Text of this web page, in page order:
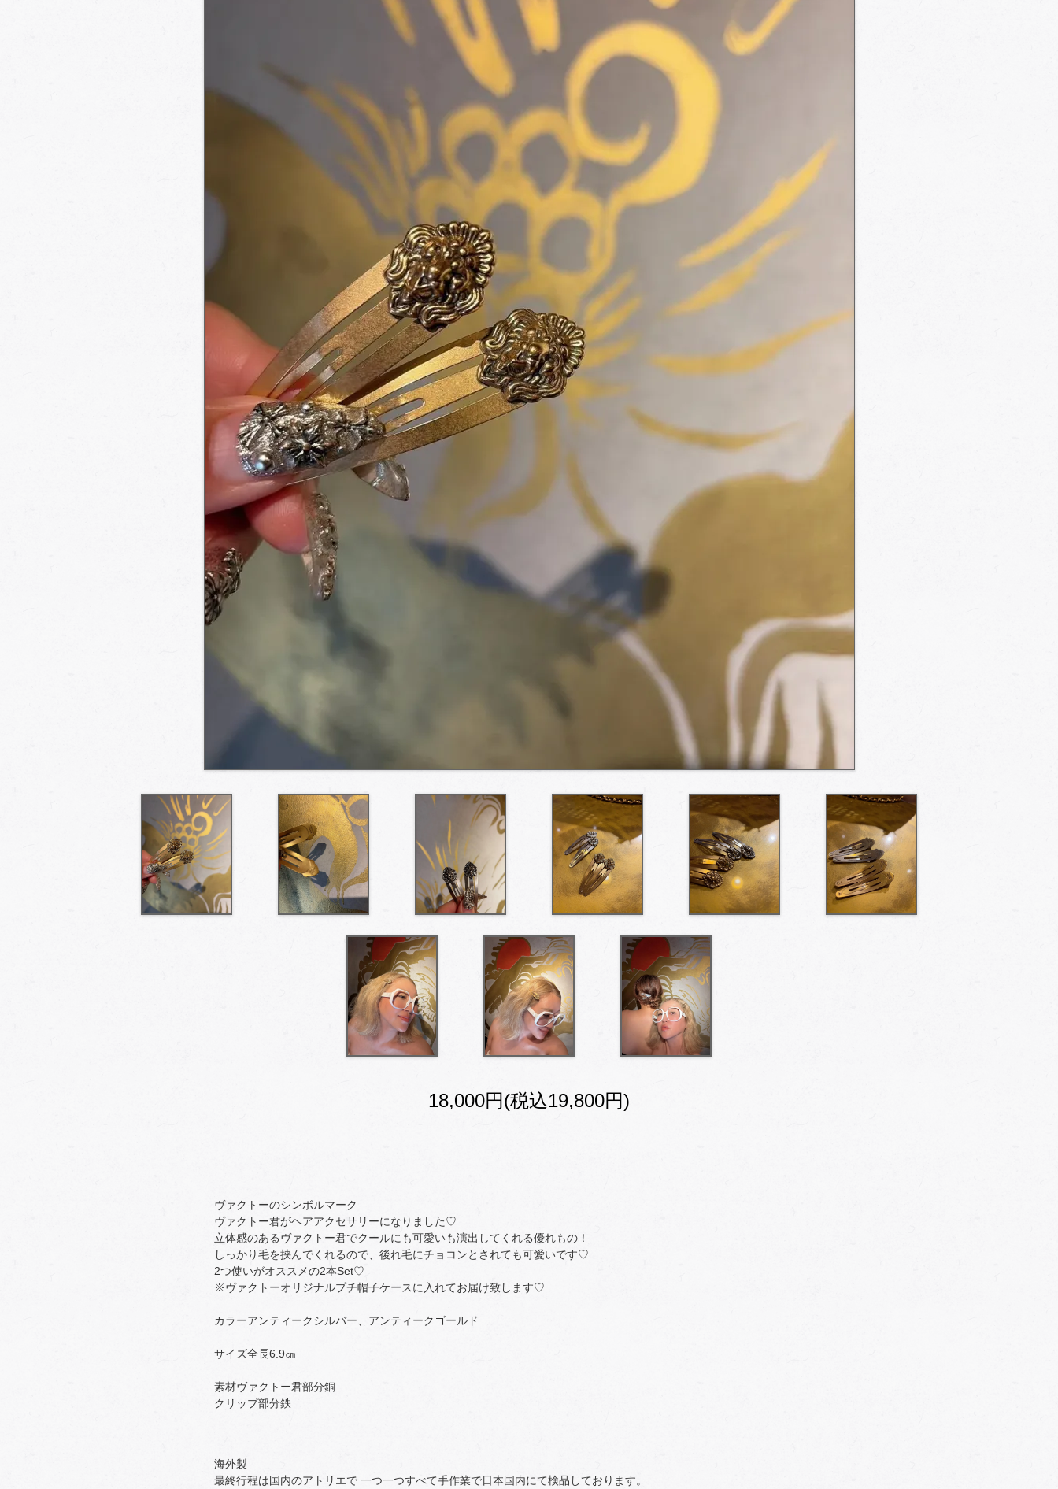
18,000円(税込19,800円)
ヴァクトーのシンボルマーク
ヴァクトー君がヘアアクセサリーになりました♡
立体感のあるヴァクトー君でクールにも可愛いも演出してくれる優れもの！
しっかり毛を挟んでくれるので、後れ毛にチョコンとされても可愛いです♡
2つ使いがオススメの2本Set♡
※ヴァクトーオリジナルプチ帽子ケースに入れてお届け致します♡
カラーアンティークシルバー、アンティークゴールド
サイズ全長6.9㎝
素材ヴァクトー君部分銅
クリップ部分鉄
海外製
最終行程は国内のアトリエで 一つ一つすべて手作業で日本国内にて検品しております。